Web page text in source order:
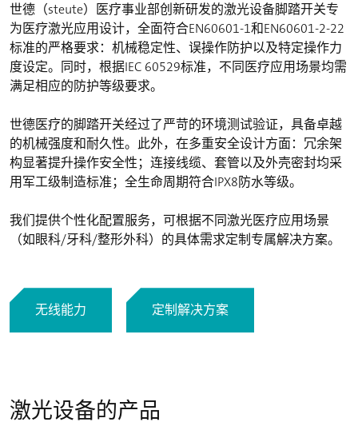
世德（steute）医疗事业部创新研发的激光设备脚踏开关专
为医疗激光应用设计，全面符合EN60601-1和EN60601-2-22
标准的严格要求：机械稳定性、误操作防护以及特定操作力
度设定。同时，根据IEC 60529标准，不同医疗应用场景均需
满足相应的防护等级要求。
世德医疗的脚踏开关经过了严苛的环境测试验证，具备卓越
的机械强度和耐久性。此外，在多重安全设计方面：冗余架
构显著提升操作安全性；连接线缆、套管以及外壳密封均采
用军工级制造标准；全生命周期符合IPX8防水等级。
我们提供个性化配置服务，可根据不同激光医疗应用场景
（如眼科/牙科/整形外科）的具体需求定制专属解决方案。
无线能力 定制解决方案
激光设备的产品